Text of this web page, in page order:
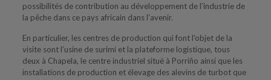
possibilités de contribution au développement de l’industrie de
la pêche dans ce pays africain dans l’avenir.
En particulier, les centres de production qui font l’objet de la
visite sont l’usine de surimi et la plateforme logistique, tous
deux à Chapela, le centre industriel situé à Porriño ainsi que les
installations de production et élevage des alevins de turbot que